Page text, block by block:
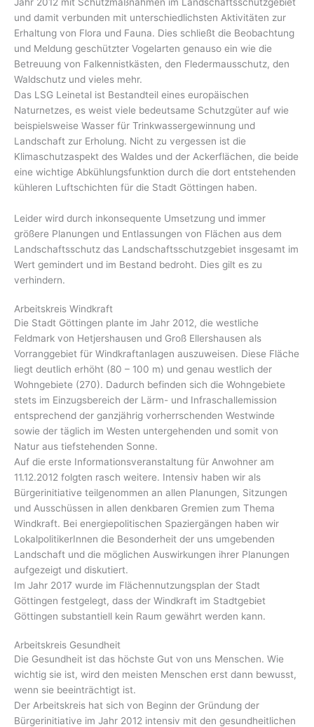
und damit verbunden mit unterschiedlichsten Aktivitäten zur
Erhaltung von Flora und Fauna. Dies schließt die Beobachtung
und Meldung geschützter Vogelarten genauso ein wie die
Betreuung von Falkennistkästen, den Fledermausschutz, den
Waldschutz und vieles mehr.
Das LSG Leinetal ist Bestandteil eines europäischen
Naturnetzes, es weist viele bedeutsame Schutzgüter auf wie
beispielsweise Wasser für Trinkwassergewinnung und
Landschaft zur Erholung. Nicht zu vergessen ist die
Klimaschutzaspekt des Waldes und der Ackerflächen, die beide
eine wichtige Abkühlungsfunktion durch die dort entstehenden
kühleren Luftschichten für die Stadt Göttingen haben.
Leider wird durch inkonsequente Umsetzung und immer
größere Planungen und Entlassungen von Flächen aus dem
Landschaftsschutz das Landschaftsschutzgebiet insgesamt im
Wert gemindert und im Bestand bedroht. Dies gilt es zu
verhindern.
Arbeitskreis Windkraft
Die Stadt Göttingen plante im Jahr 2012, die westliche
Feldmark von Hetjershausen und Groß Ellershausen als
Vorranggebiet für Windkraftanlagen auszuweisen. Diese Fläche
liegt deutlich erhöht (80 – 100 m) und genau westlich der
Wohngebiete (270). Dadurch befinden sich die Wohngebiete
stets im Einzugsbereich der Lärm- und Infraschallemission
entsprechend der ganzjährig vorherrschenden Westwinde
sowie der täglich im Westen untergehenden und somit von
Natur aus tiefstehenden Sonne.
Auf die erste Informationsveranstaltung für Anwohner am
11.12.2012 folgten rasch weitere. Intensiv haben wir als
Bürgerinitiative teilgenommen an allen Planungen, Sitzungen
und Ausschüssen in allen denkbaren Gremien zum Thema
Windkraft. Bei energiepolitischen Spaziergängen haben wir
LokalpolitikerInnen die Besonderheit der uns umgebenden
Landschaft und die möglichen Auswirkungen ihrer Planungen
aufgezeigt und diskutiert.
Im Jahr 2017 wurde im Flächennutzungsplan der Stadt
Göttingen festgelegt, dass der Windkraft im Stadtgebiet
Göttingen substantiell kein Raum gewährt werden kann.
Arbeitskreis Gesundheit
Die Gesundheit ist das höchste Gut von uns Menschen. Wie
wichtig sie ist, wird den meisten Menschen erst dann bewusst,
wenn sie beeinträchtigt ist.
Der Arbeitskreis hat sich von Beginn der Gründung der
Bürgerinitiative im Jahr 2012 intensiv mit den gesundheitlichen